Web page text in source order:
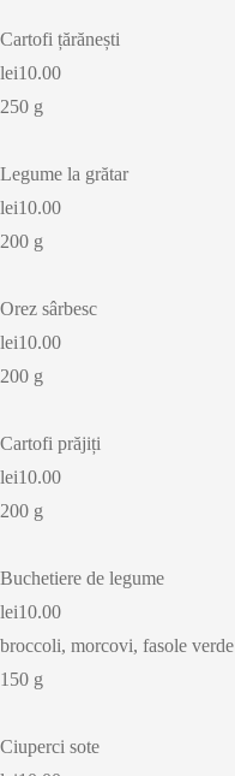
Cartofi țărănești
lei10.00
250 g
Legume la grătar
lei10.00
200 g
Orez sârbesc
lei10.00
200 g
Cartofi prăjiți
lei10.00
200 g
Buchetiere de legume
lei10.00
broccoli, morcovi, fasole verde
150 g
Ciuperci sote